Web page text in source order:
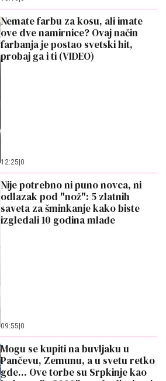
Nemate farbu za kosu, ali imate
ove dve namirnice? Ovaj način
farbanja je postao svetski hit,
probaj ga i ti (VIDEO)
12:25|0
Nije potrebno ni puno novca, ni
odlazak pod "nož": 5 zlatnih
saveta za šminkanje kako biste
izgledali 10 godina mlađe
09:55|0
Mogu se kupiti na buvljaku u
Pančevu, Zemunu, a u svetu retko
gde... Ove torbe su Srpkinje kao